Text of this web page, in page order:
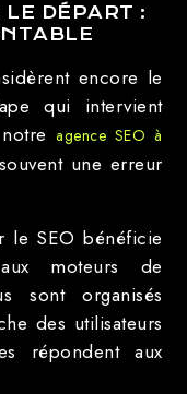
LE DÉPART :
encore le
qui intervient
notreagence SEO à
une erreur
le SEO bénéficie
moteurs de
sont organisés
des utilisateurs
répondent aux